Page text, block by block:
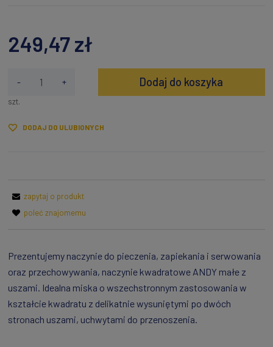
249,47 zł
- +
szt.
Dodaj do koszyka
DODAJ DO ULUBIONYCH
zapytaj o produkt
poleć znajomemu
Prezentujemy naczynie do pieczenia, zapiekania i serwowania
oraz przechowywania, naczynie kwadratowe ANDY małe z
uszami. Idealna miska o wszechstronnym zastosowania w
kształcie kwadratu z delikatnie wysuniętymi po dwóch
stronach uszami, uchwytami do przenoszenia.